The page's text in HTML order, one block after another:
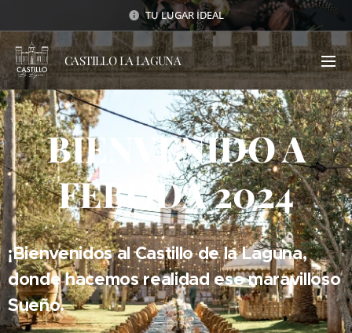
TU LUGAR IDEAL
CASTILLO LA LAGUNA
BIENVENIDOA
FEBODA 2024
¡Bienvenidos al Castillo de la Laguna,
donde hacemos realidad ese maravilloso
Sueño.